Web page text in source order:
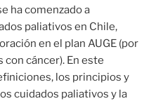
ha comenzado a
paliativos en Chile,
en el plan AUGE (por
cáncer). En este
los principios y
cuidados paliativos y la